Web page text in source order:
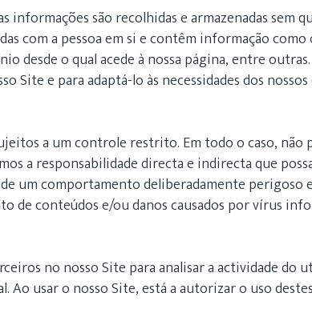
informações são recolhidas e armazenadas
com a pessoa em si e contêm informação
desde o qual acede à nossa página, entre
Site e para adaptá-lo às necessidades dos
a um controle restrito. Em todo o caso,
a responsabilidade directa e indirecta que
um comportamento deliberadamente perigoso
de conteúdos e/ou danos causados por vírus
no nosso Site para analisar a actividade do
Ao usar o nosso Site, está a autorizar o uso